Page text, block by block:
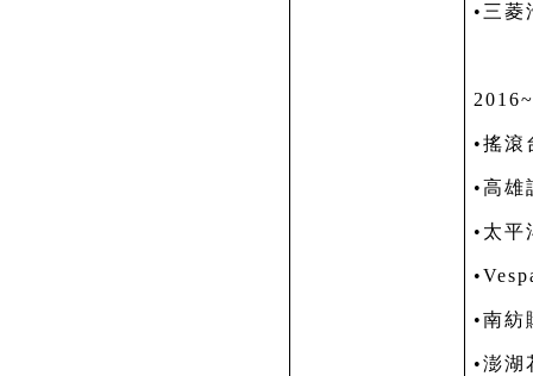
•三菱
•搖滾
•高
•太平
•
•南紡
•澎湖